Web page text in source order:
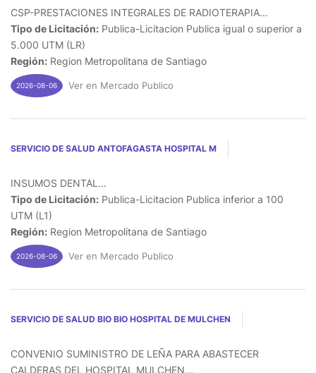
CSP-PRESTACIONES INTEGRALES DE RADIOTERAPIA...
Tipo de Licitación: Publica-Licitacion Publica igual o superior a
5.000 UTM (LR)
Región: Region Metropolitana de Santiago
2026-08-06 Ver en Mercado Publico
SERVICIO DE SALUD ANTOFAGASTA HOSPITAL M
INSUMOS DENTAL...
Tipo de Licitación: Publica-Licitacion Publica inferior a 100
UTM (L1)
Región: Region Metropolitana de Santiago
2026-08-06 Ver en Mercado Publico
SERVICIO DE SALUD BIO BIO HOSPITAL DE MULCHEN
CONVENIO SUMINISTRO DE LEÑA PARA ABASTECER
CALDERAS DEL HOSPITAL MULCHEN...